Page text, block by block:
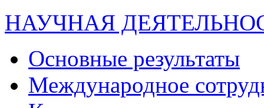
НАУЧНАЯ
Основные результаты
Международное